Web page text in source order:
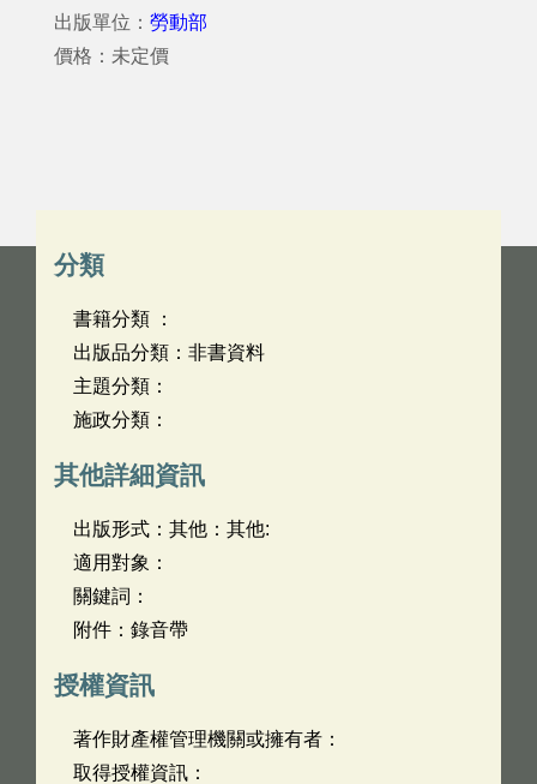
出版單位： 勞動部
價格：未定價
分類
書籍分類 ：
出版品分類：非書資料
主題分類：
施政分類：
其他詳細資訊
出版形式：其他：其他:
適用對象：
關鍵詞：
附件：錄音帶
授權資訊
著作財產權管理機關或擁有者：
取得授權資訊：